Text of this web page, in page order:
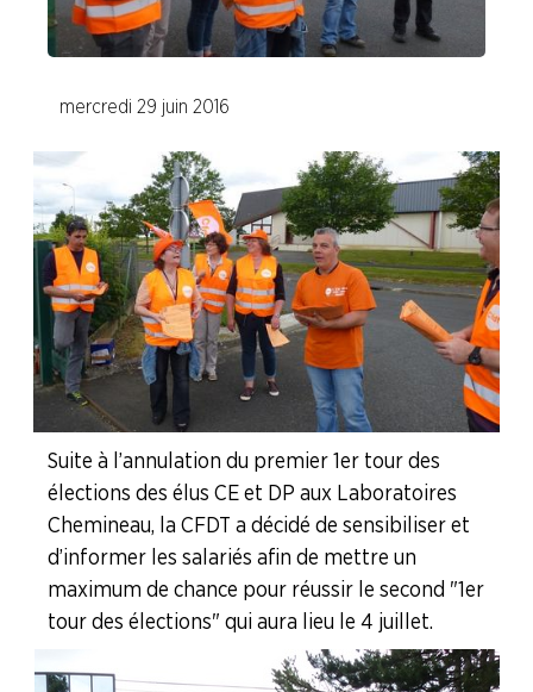
Expanscience
Laboratoires Chemineau
Merck (Sermoy)
Norgine Pharma
Novo Nordisk
OCP Répartition
Recipharm
mercredi 29 juin 2016
Suite à l’annulation du premier 1er tour des
élections des élus CE et DP aux Laboratoires
Chemineau, la CFDT a décidé de sensibiliser et
d’informer les salariés afin de mettre un
maximum de chance pour réussir le second "1er
tour des élections" qui aura lieu le 4 juillet.